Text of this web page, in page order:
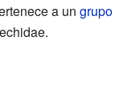
a un grupo